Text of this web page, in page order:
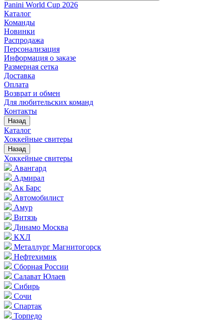
Panini World Cup 2026
Каталог
Команды
Новинки
Распродажа
Персонализация
Информация о заказе
Размерная сетка
Доставка
Оплата
Возврат и обмен
Для любительских команд
Контакты
Назад
Каталог
Хоккейные свитеры
Назад
Хоккейные свитеры
Авангард
Адмирал
Ак Барс
Автомобилист
Амур
Витязь
Динамо Москва
КХЛ
Металлург Магнитогорск
Нефтехимик
Сборная России
Салават Юлаев
Сибирь
Сочи
Спартак
Торпедо